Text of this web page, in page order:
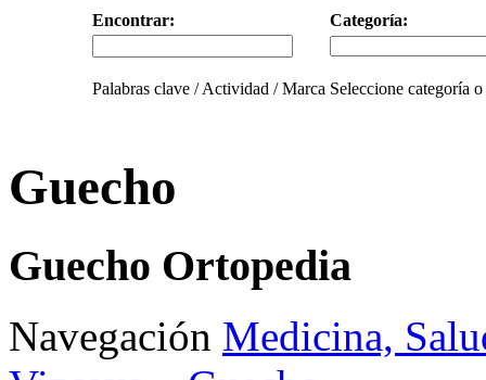
Encontrar: Categoría:
Palabras clave / Actividad / Marca Seleccione categoría
Guecho
Guecho Ortopedia
Navegación Medicina,